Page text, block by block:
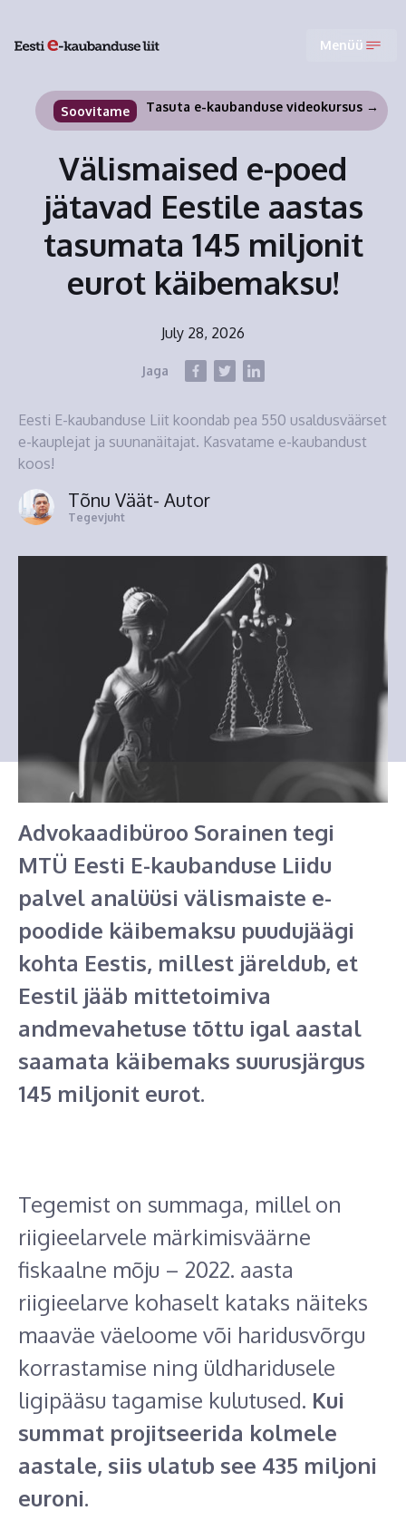
Menüü
Soovitame Tasuta e-kaubanduse videokursus →
Välismaised e-poed
jätavad Eestile aastas
tasumata 145 miljonit
eurot käibemaksu!
July 28, 2026
Jaga
Eesti E-kaubanduse Liit koondab pea 550 usaldusväärset
e-kauplejat ja suunanäitajat. Kasvatame e-kaubandust
koos!
Tõnu Väät- Autor
Tegevjuht
Advokaadibüroo Sorainen tegi
MTÜ Eesti E-kaubanduse Liidu
palvel analüüsi välismaiste e-
poodide käibemaksu puudujäägi
kohta Eestis, millest järeldub, et
Eestil jääb mittetoimiva
andmevahetuse tõttu igal aastal
saamata käibemaks suurusjärgus
145 miljonit eurot.
Tegemist on summaga, millel on
riigieelarvele märkimisväärne
fiskaalne mõju – 2022. aasta
riigieelarve kohaselt kataks näiteks
maaväe väeloome või haridusvõrgu
korrastamise ning üldharidusele
ligipääsu tagamise kulutused. Kui
summat projitseerida kolmele
aastale, siis ulatub see 435 miljoni
euroni.